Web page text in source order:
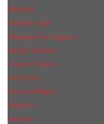
RicHarD
Salvador Dali
Salvatore Ferragamo
Sergio Tacchini
Tiziana Terenzi
Tom Ford
Tommy Hilfiger
Valentino
Versace